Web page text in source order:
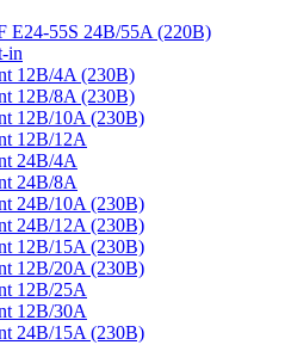
E24-55S 24B/55A (220B)
in
12B/4A (230B)
12B/8A (230B)
12B/10A (230B)
12B/12A
24B/4A
24B/8A
24B/10A (230B)
24B/12A (230B)
12B/15A (230B)
12B/20A (230B)
12B/25A
12B/30A
24B/15A (230B)